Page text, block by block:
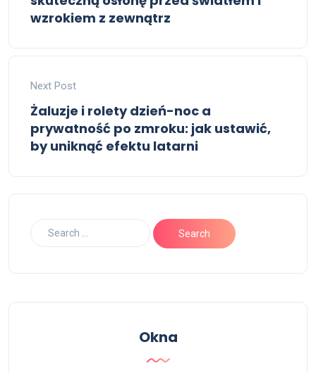
wzrokiem z zewnątrz
Next Post
Żaluzje i rolety dzień-noc a
prywatność po zmroku: jak ustawić,
by uniknąć efektu latarni
Okna